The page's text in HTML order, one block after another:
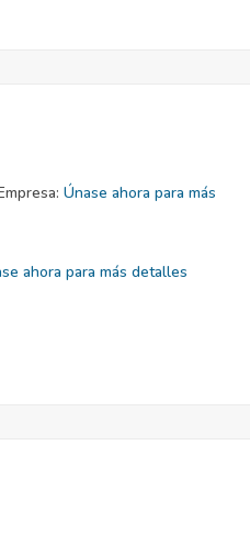
Únase ahora para más
ahora para más detalles